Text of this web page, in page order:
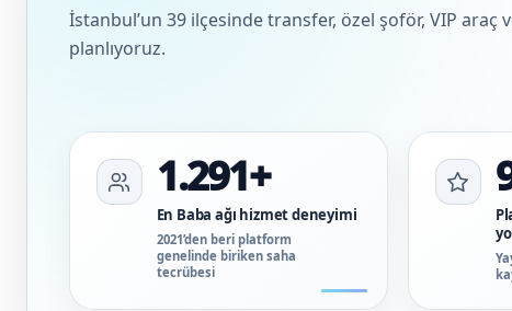
İstanbul’un 39 ilçesinde transfer, özel şoför, VIP araç
planlıyoruz.
1.291+
En Baba ağı hizmet deneyimi
2021’den beri platform
genelinde biriken saha
tecrübesi